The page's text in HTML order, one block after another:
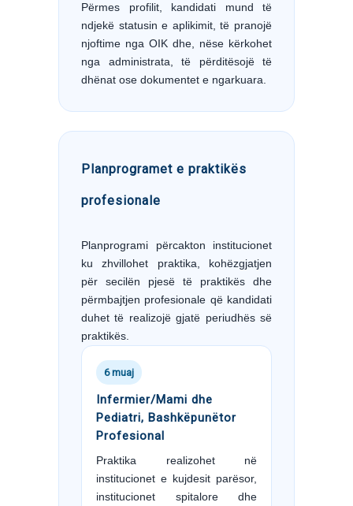
Përmes profilit, kandidati mund të
ndjekë statusin e aplikimit, të pranojë
njoftime nga OIK dhe, nëse kërkohet
nga administrata, të përditësojë të
dhënat ose dokumentet e ngarkuara.
Planprogramet e praktikës
profesionale
Planprogrami përcakton institucionet
ku zhvillohet praktika, kohëzgjatjen
për secilën pjesë të praktikës dhe
përmbajtjen profesionale që kandidati
duhet të realizojë gjatë periudhës së
praktikës.
6 muaj
Infermier/Mami dhe
Pediatri, Bashkëpunëtor
Profesional
Praktika realizohet në
institucionet e kujdesit parësor,
institucionet spitalore dhe